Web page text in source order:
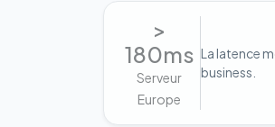
>
180ms
Serveur
Europe
La latence
business.